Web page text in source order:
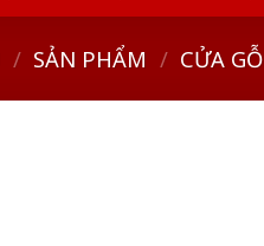
/ SẢN PHẨM / CỬA GỖ